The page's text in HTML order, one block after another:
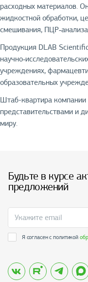
расходных материалов.
жидкостной обработки,
смешивания,
Продукция DLAB
учреждениях,
образовательных
Штаб-квартира
представительствами и
миру.
Будьте в курсе
предложений
Я согласен с политикой